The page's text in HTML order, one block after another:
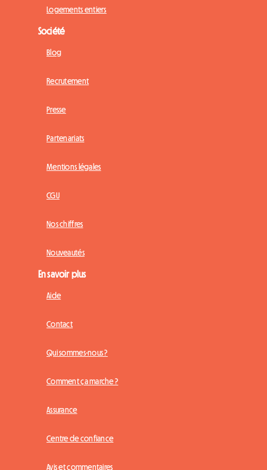
Logements entiers
Société
Blog
Recrutement
Presse
Partenariats
Mentions légales
CGU
Nos chiffres
Nouveautés
En savoir plus
Aide
Contact
Qui sommes-nous ?
Comment ça marche ?
Assurance
Centre de confiance
Avis et commentaires